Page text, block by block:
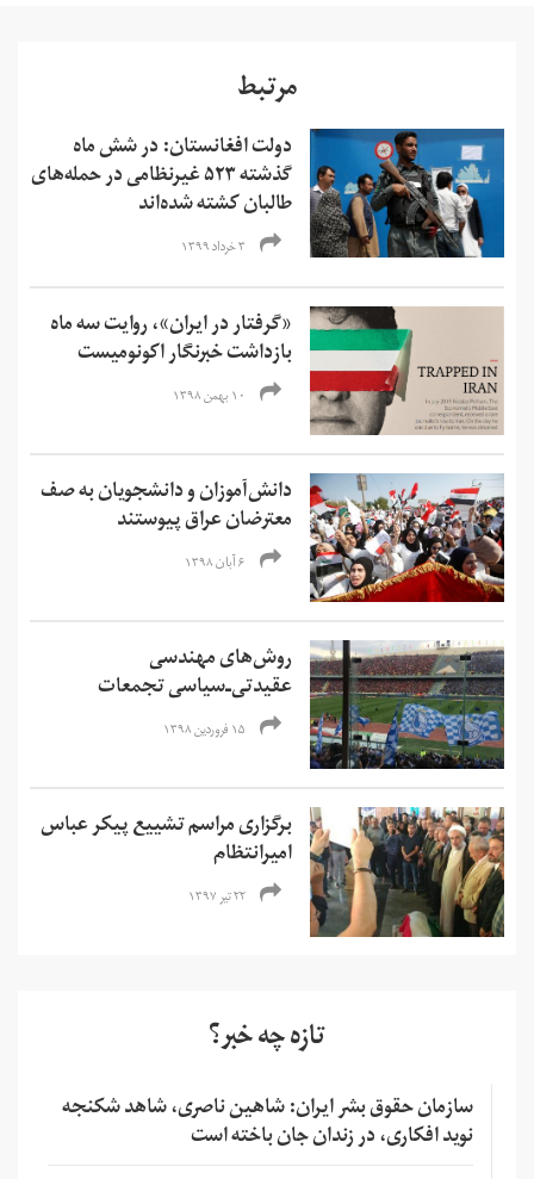
مرتبط
دولت افغانستان: در شش ماه
گذشته ۵۲۳ غیرنظامی در حمله‌های
طالبان کشته شده‌اند
۳ خرداد ۱۳۹۹
«گرفتار در ایران»، روایت سه ماه
بازداشت خبرنگار اکونومیست
۱۰ بهمن ۱۳۹۸
دانش‌آموزان و دانشجویان به صف
معترضان عراق پیوستند
۶ آبان ۱۳۹۸
روش‌های مهندسی
عقیدتی‌ـ‌سیاسی تجمعات
۱۵ فروردین ۱۳۹۸
برگزاری مراسم تشییع پیکر عباس
امیرانتظام
۲۲ تیر ۱۳۹۷
تازه چه خبر؟
سازمان حقوق بشر ایران: شاهین ناصری، شاهد شکنجه
نوید افکاری، در زندان جان باخته است